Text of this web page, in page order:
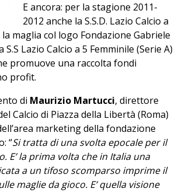
E ancora: per la stagione 2011-
2012 anche la S.S.D. Lazio Calcio a
la maglia col logo Fondazione Gabriele
Lazio Calcio a 5 Femminile (Serie A)
promuove una raccolta fondi
profit.
di Maurizio Martucci, direttore
Calcio di Piazza della Libertà (Roma)
marketing della fondazione
“Si tratta di una svolta epocale per il
E’ la prima volta che in Italia una
a un tifoso scomparso imprime il
maglie da gioco. E’ quella visione